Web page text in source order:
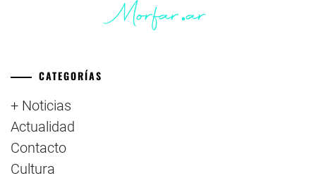
CATEGORÍAS
+ Noticias
Actualidad
Contacto
Cultura